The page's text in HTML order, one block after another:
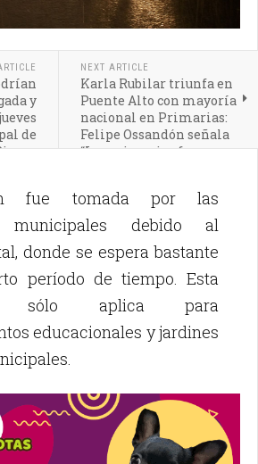
y
de
NEXT ARTICLE
Karla Rubilar triunfa en
Puente Alto con mayoría
nacional en Primarias:
Felipe Ossandón señala
“Las primarias fueron
fue tomada por las
municipales debido al
donde se espera bastante
período de tiempo. Esta
sólo aplica para
educacionales y jardines